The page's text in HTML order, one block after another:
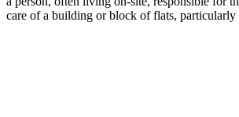
care of a building or block of flats, particularly